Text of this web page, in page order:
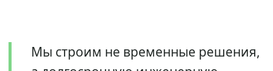
Мы строим не временные решения,